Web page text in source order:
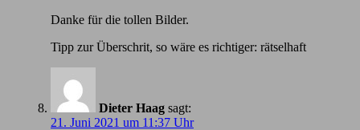
Danke für die tollen Bilder.
Tipp zur Überschrit, so wäre es richtiger: rätselhaft
Dieter Haag sagt:
21. Juni 2021 um 11:37 Uhr